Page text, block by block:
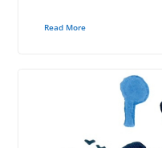
Read More